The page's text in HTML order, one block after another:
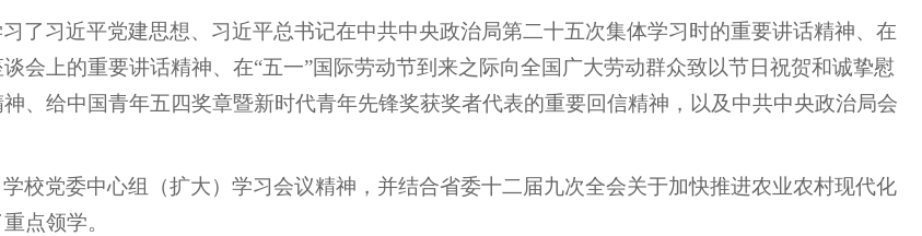
了习近平党建思想、习近平总书记在中共中央政治局第二十五次集体学习时的重要讲话精神、在
会上的重要讲话精神、在“五一”国际劳动节到来之际向全国广大劳动群众致以节日祝贺和诚挚慰
、给中国青年五四奖章暨新时代青年先锋奖获奖者代表的重要回信精神，以及中共中央政治局会
校党委中心组（扩大）学习会议精神，并结合省委十二届九次全会关于加快推进农业农村现代化
点领学。